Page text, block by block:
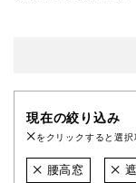
現在の絞り込み
をクリックすると選択
腰高窓